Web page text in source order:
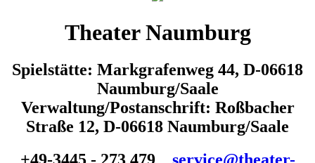
Theater Naumburg
Spielstätte: Markgrafenweg 44, D-06618
Naumburg/Saale
Verwaltung/Postanschrift: Roßbacher
Straße 12, D-06618 Naumburg/Saale